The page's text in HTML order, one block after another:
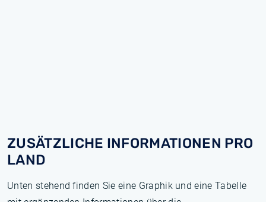
ZUSÄTZLICHE INFORMATIONEN PRO
LAND
Unten stehend finden Sie eine Graphik und eine Tabelle